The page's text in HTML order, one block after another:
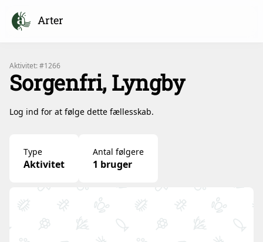
Arter
Aktivitet: #1266
Sorgenfri, Lyngby
Log ind for at følge dette fællesskab.
Type
Aktivitet
Antal følgere
1 bruger